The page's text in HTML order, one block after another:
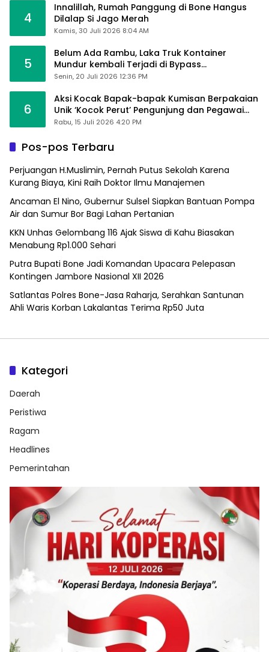
4
Innalillah, Rumah Panggung di Bone Hangus
Dilalap Si Jago Merah
Kamis, 30 Juli 2026 8:04 AM
5
Belum Ada Rambu, Laka Truk Kontainer
Mundur kembali Terjadi di Bypass
Sumpallabbu
Senin, 20 Juli 2026 12:36 PM
6
Aksi Kocak Bapak-bapak Kumisan Berpakaian
Unik ‘Kocok Perut’ Pengunjung dan Pegawai
Alfamart, Ngaku Aktifkan Layar Sentuh Atm
Rabu, 15 Juli 2026 4:20 PM
Pos-pos Terbaru
Perjuangan H.Muslimin, Pernah Putus Sekolah Karena
Kurang Biaya, Kini Raih Doktor Ilmu Manajemen
Ancaman El Nino, Gubernur Sulsel Siapkan Bantuan Pompa
Air dan Sumur Bor Bagi Lahan Pertanian
KKN Unhas Gelombang 116 Ajak Siswa di Kahu Biasakan
Menabung Rp1.000 Sehari
Putra Bupati Bone Jadi Komandan Upacara Pelepasan
Kontingen Jambore Nasional XII 2026
Satlantas Polres Bone-Jasa Raharja, Serahkan Santunan
Ahli Waris Korban Lakalantas Terima Rp50 Juta
Kategori
Daerah
Peristiwa
Ragam
Headlines
Pemerintahan